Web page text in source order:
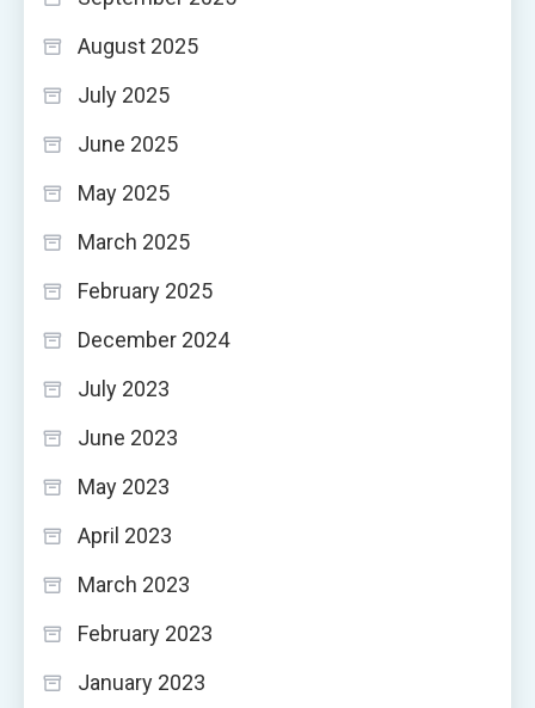
August 2025
July 2025
June 2025
May 2025
March 2025
February 2025
December 2024
July 2023
June 2023
May 2023
April 2023
March 2023
February 2023
January 2023